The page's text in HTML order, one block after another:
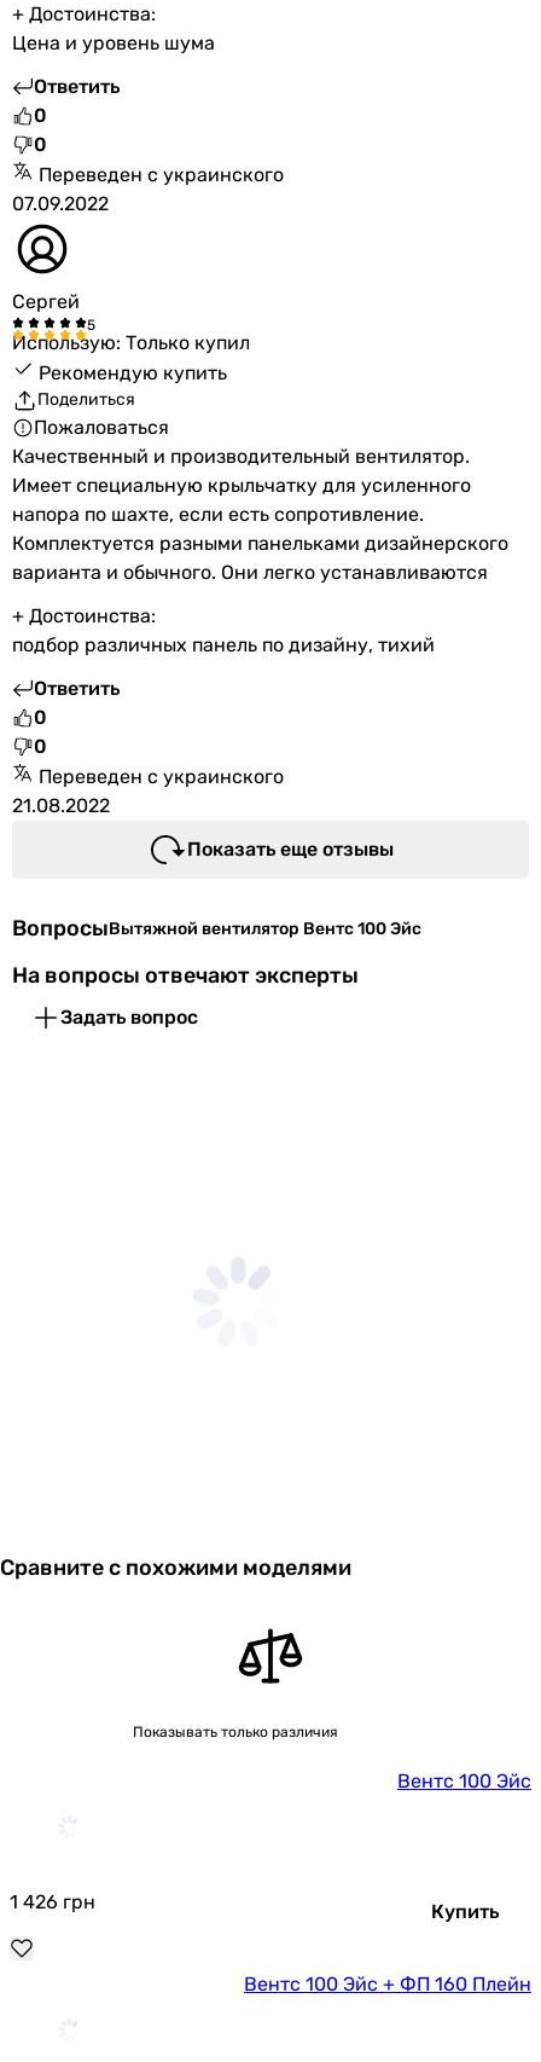
+ Достоинства:
Цена и уровень шума
Ответить
0
0
Переведен с украинского
07.09.2022
Сергей
Использую: Только купил
Рекомендую купить
Поделиться
Пожаловаться
Качественный и производительный вентилятор.
Имеет специальную крыльчатку для усиленного
напора по шахте, если есть сопротивление.
Комплектуется разными панельками дизайнерского
варианта и обычного. Они легко устанавливаются
+ Достоинства:
подбор различных панель по дизайну, тихий
Ответить
0
0
Переведен с украинского
21.08.2022
Показать еще отзывы
ВопросыВытяжной вентилятор Вентс 100 Эйс
На вопросы отвечают эксперты
Задать вопрос
Сравните с похожими моделями
Показывать только различия
Вентс 100 Эйс
1 426 грн Купить
Вентс 100 Эйс + ФП 160 Плейн